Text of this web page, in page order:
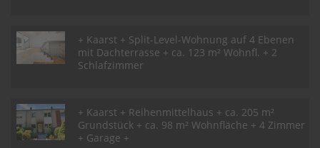
+ Kaarst + Split-Level-Wohnung auf 4 Ebenen
mit Dachterrasse + ca. 123 m² Wohnfl. + 2
Schlafzimmer
+ Kaarst + Reihenmittelhaus + ca. 205 m²
Grundstück + ca. 98 m² Wohnfläche + 4 Zimmer
+ Garage +